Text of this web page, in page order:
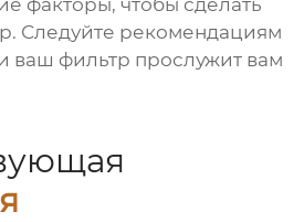
факторы, чтобы сделать
Следуйте рекомендациям
ваш фильтр прослужит вам